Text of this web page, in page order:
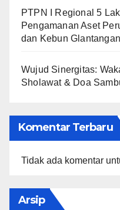
PTPN I Regional 5
Pengamanan Aset
dan Kebun Glantangan
Wujud Sinergitas:
Sholawat & Doa
Komentar Terbaru
Tidak ada komentar
Arsip